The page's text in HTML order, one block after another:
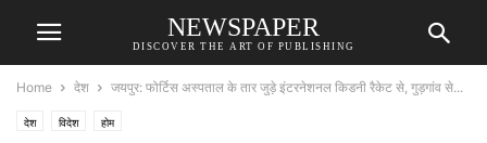
NEWSPAPER
DISCOVER THE ART OF PUBLISHING
Home देश जयपुर: फोर्टिस अस्पताल के तार जुड़े इंटरनेशनल किडनी रैकेट से, गुड़गांव से...
देश विदेश होम